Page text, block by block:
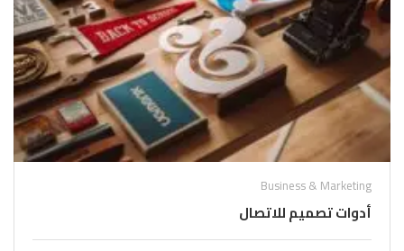
Business & Marketing
أدوات تصميم للاتصال